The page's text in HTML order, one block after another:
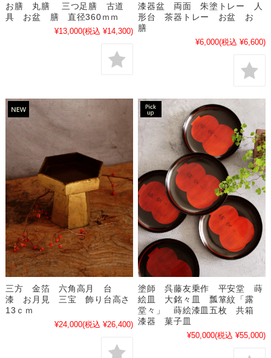
お膳 丸膳 三つ足膳 古道
具 お盆 膳 直径360ｍｍ
¥13,000(税込 ¥14,300)
漆器盆 両面 朱塗トレー 人
形台 茶器トレー お盆 お
膳
¥6,000(税込 ¥6,600)
三方 金箔 六角高月 台
漆 お月見 三宝 飾り台高さ
13ｃｍ
¥24,000(税込 ¥26,400)
塗師 呉藤友乗作 平安堂 蒔
絵皿 大銘々皿 瓢箪紋「露
堂々」 蒔絵漆皿五枚 共箱
漆器 菓子皿
¥50,000(税込 ¥55,000)